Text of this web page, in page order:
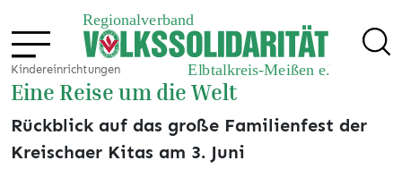
Kindereinrichtungen
Eine Reise um die Welt
Rückblick auf das große Familienfest der
Kreischaer Kitas am 3. Juni